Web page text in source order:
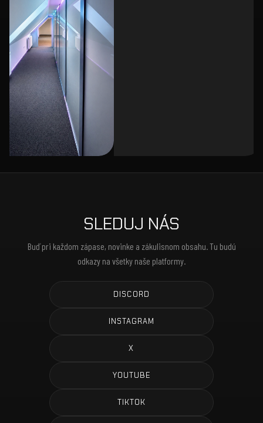
SLEDUJ NÁS
Buď pri každom zápase, novinke a zákulisnom obsahu. Tu budú
odkazy na všetky naše platformy.
DISCORD
INSTAGRAM
X
YOUTUBE
TIKTOK